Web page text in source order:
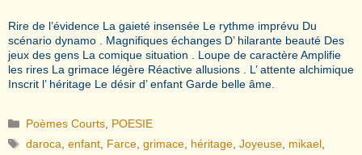
Rire de l’évidence La gaieté insensée Le rythme imprévu Du
scénario dynamo . Magnifiques échanges D’ hilarante beauté Des
jeux des gens La comique situation . Loupe de caractère Amplifie
les rires La grimace légère Réactive allusions . L’ attente alchimique
Inscrit l’ héritage Le désir d’ enfant Garde belle âme.
Catégories
Poèmes Courts POESIE
Étiquettes
daroca ,enfant Farce ,grimace héritage ,Joyeuse mikael